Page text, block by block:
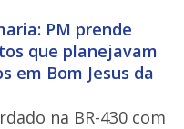
PM prende
que planejavam
em Bom Jesus da
na BR-430 com